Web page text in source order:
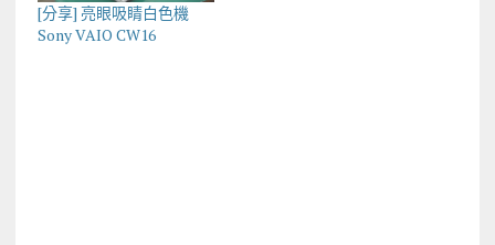
[分享] 亮眼吸睛白色機
Sony VAIO CW16